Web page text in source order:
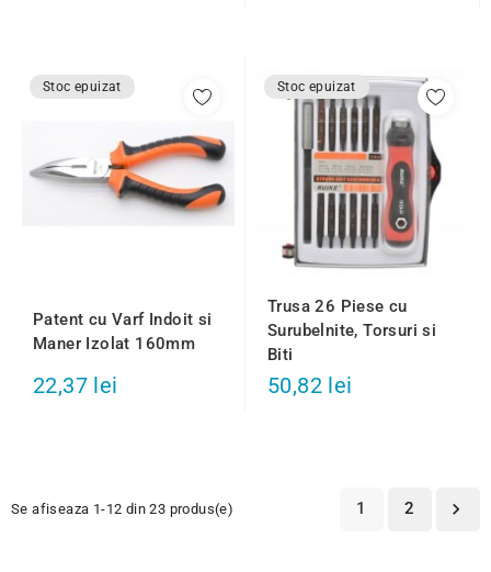
Stoc epuizat
Patent cu Varf Indoit si
Maner Izolat 160mm
22,37 lei
Stoc epuizat
Trusa 26 Piese cu
Surubelnite, Torsuri si
Biti
50,82 lei
Se afiseaza 1-12 din 23 produs(e) 1 2 